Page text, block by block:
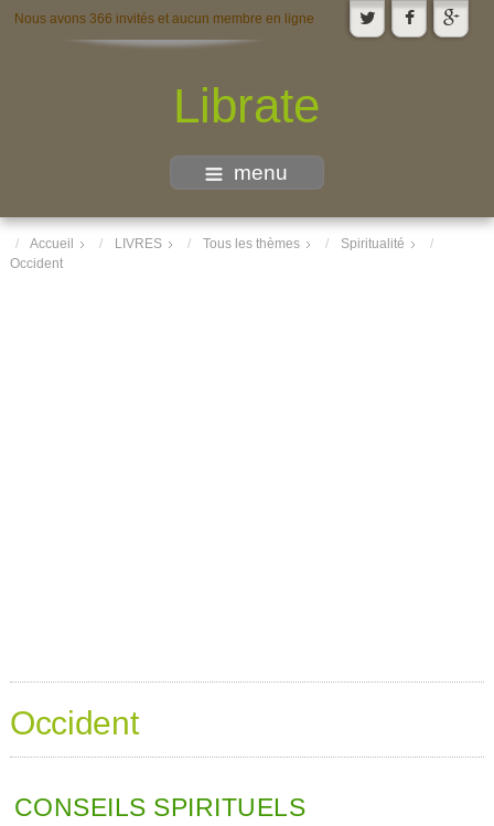
Nous avons 366 invités et aucun membre en ligne
Librate
menu
Accueil LIVRES Tous les thèmes
Spiritualité
Occident
Occident
CONSEILS SPIRITUELS